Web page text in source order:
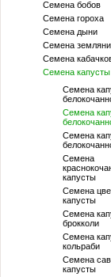
Семена бобов
Семена гороха
Семена дыни
Семена
Семена
Семена капусты
Семена
Семена
Семена
Семена
капусты
Семена
капусты
Семена
брокколи
Семена
кольраби
Семена
капусты